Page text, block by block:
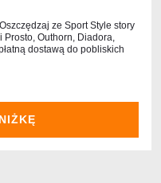
ze Sport Style story
Prosto, Outhorn, Diadora,
dostawą do pobliskich